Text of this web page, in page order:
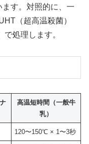
ます。対照的に、一
（超高温殺菌）
処理します。
高温短時間（一般牛
乳）
120〜150℃ × 1〜3秒